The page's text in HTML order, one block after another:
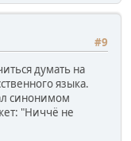
#9
думать на
языка.
синонимом
"Ниччё не